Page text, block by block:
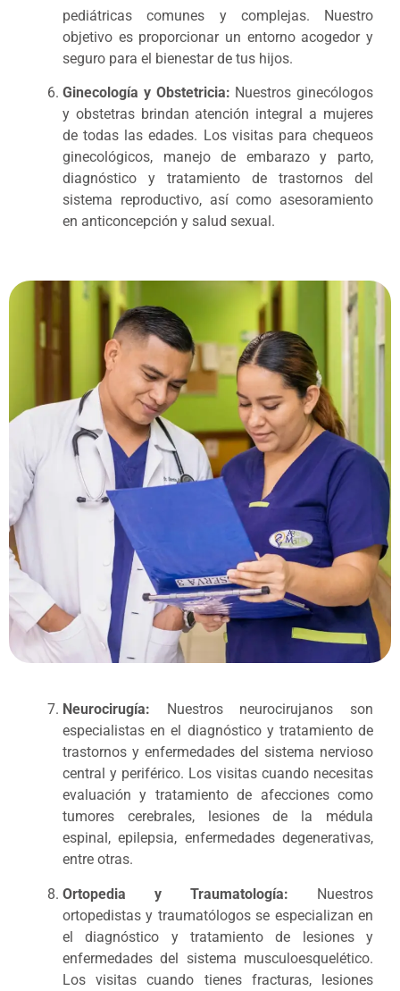
pediátricas comunes y complejas. Nuestro
objetivo es proporcionar un entorno acogedor y
seguro para el bienestar de tus hijos.
Ginecología y Obstetricia: Nuestros ginecólogos
y obstetras brindan atención integral a mujeres
de todas las edades. Los visitas para chequeos
ginecológicos, manejo de embarazo y parto,
diagnóstico y tratamiento de trastornos del
sistema reproductivo, así como asesoramiento
en anticoncepción y salud sexual.
Neurocirugía: Nuestros neurocirujanos son
especialistas en el diagnóstico y tratamiento de
trastornos y enfermedades del sistema nervioso
central y periférico. Los visitas cuando necesitas
evaluación y tratamiento de afecciones como
tumores cerebrales, lesiones de la médula
espinal, epilepsia, enfermedades degenerativas,
entre otras.
Ortopedia y Traumatología: Nuestros
ortopedistas y traumatólogos se especializan en
el diagnóstico y tratamiento de lesiones y
enfermedades del sistema musculoesquelético.
Los visitas cuando tienes fracturas, lesiones